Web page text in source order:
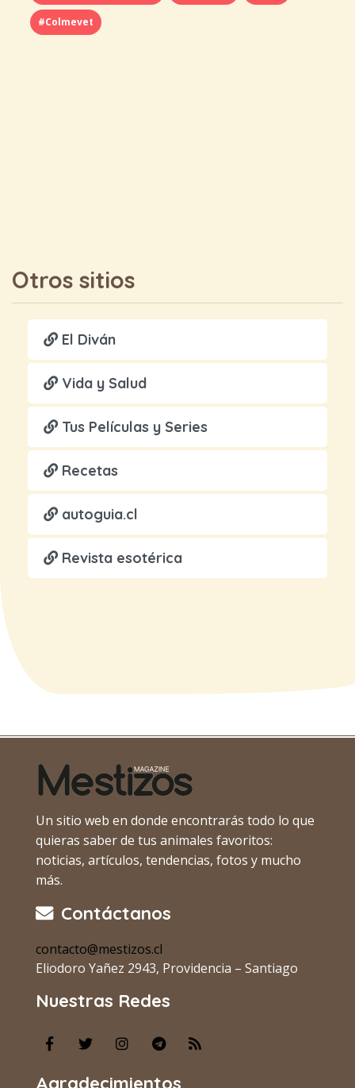
#Colmevet
Otros sitios
El Diván
Vida y Salud
Tus Películas y Series
Recetas
autoguia.cl
Revista esotérica
Un sitio web en donde encontrarás todo lo que
quieras saber de tus animales favoritos:
noticias, artículos, tendencias, fotos y mucho
más.
Contáctanos
contacto@mestizos.cl
Eliodoro Yañez 2943, Providencia – Santiago
Nuestras Redes
Agradecimientos